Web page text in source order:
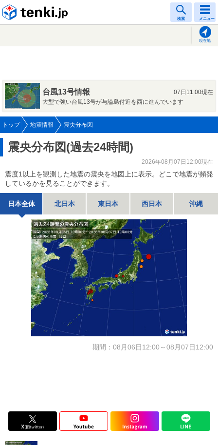
検索 メニュー
現在地
台風13号情報
07日11:00現在
大型で強い台風13号が与論島付近を西に進んでいます
トップ 地震情報 震央分布図
震央分布図(過去24時間)
2026年08月07日12:00現在
震度1以上を観測した地震の震央を地図上に表示。どこで地震が頻発
しているかを見ることができます。
日本全体 北日本 東日本 西日本 沖縄
期間：08月06日12:00～08月07日12:00